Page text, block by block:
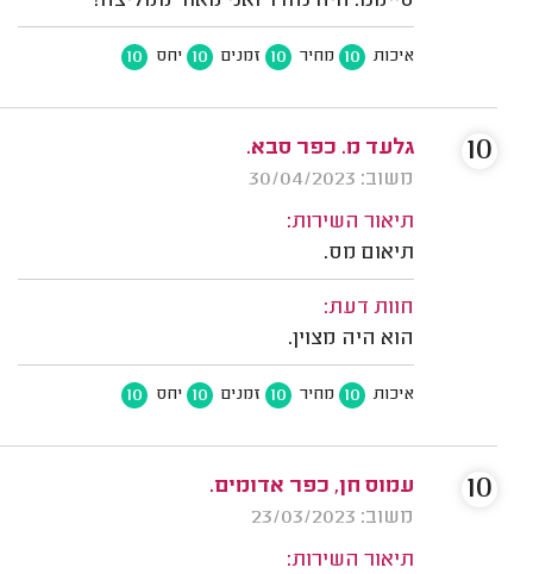
איכות 10 מחיר 10 זמנים 10 יחס 10
גלעד מ. כפר סבא.
משוב: 30/04/2023
תיאור השירות:
תיאום מס.
חוות דעת:
הוא היה מצוין.
איכות 10 מחיר 10 זמנים 10 יחס 10
10
עמוס חן, כפר אדומים.
משוב: 23/03/2023
תיאור השירות:
10